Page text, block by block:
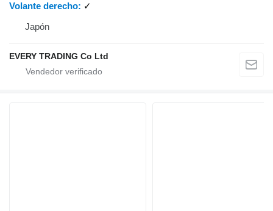
Volante derecho
✓
Japón
EVERY TRADING Co Ltd